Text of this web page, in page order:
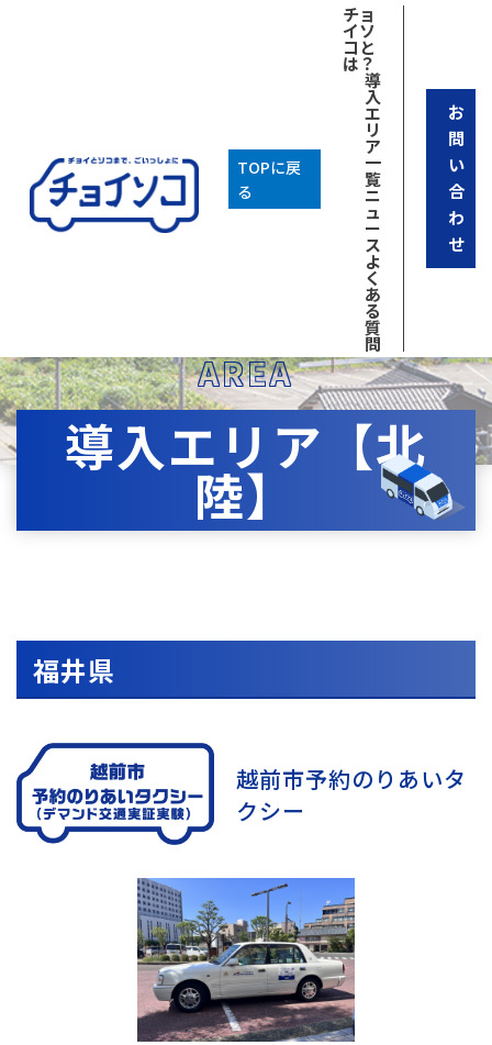
TOPに戻
る
チョ
イソ
コと
は？
導
入
エ
リ
ア
一
覧
ニ
ュ
ー
ス
よ
く
あ
る
質
問
お
問
い
合
わ
せ
AREA
導入エリア【北
陸】
福井県
越前市予約のりあいタ
クシー